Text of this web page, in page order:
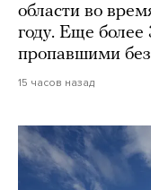
области во
году. Еще более
пропавшими без
15 часов назад